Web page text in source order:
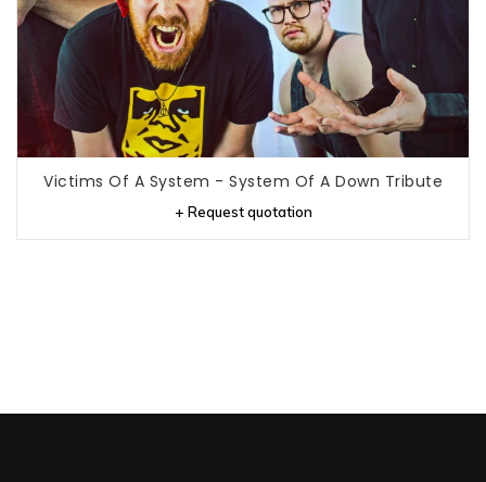
Victims Of A System - System Of A Down Tribute
+ Request quotation